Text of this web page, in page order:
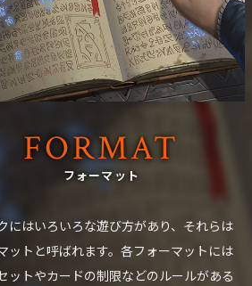
FORMAT
フォーマット
にはいろいろな遊び方があり、それらは
ットと呼ばれます。各フォーマットには
ットやカードの制限などのルールがある